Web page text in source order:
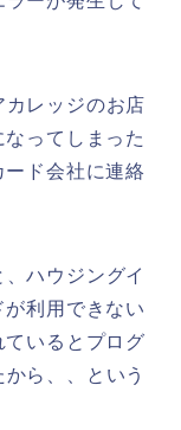
レッジのお店
ってしまった
ド会社に連絡
ハウジングイ
利用できない
いるとプログ
ら、、という